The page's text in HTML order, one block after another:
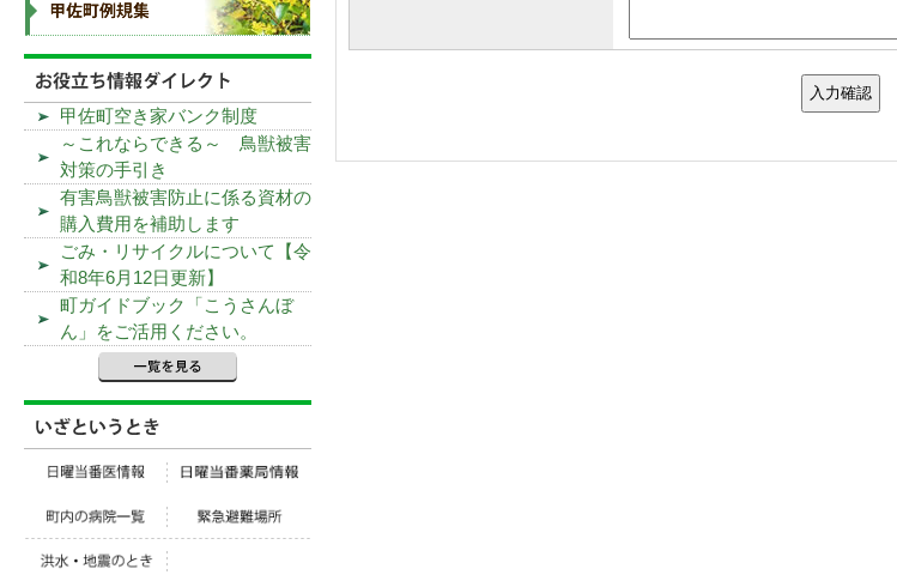
甲佐町空き家バンク制度
～これならできる～ 鳥獣被害
対策の手引き
有害鳥獣被害防止に係る資材の
購入費用を補助します
ごみ・リサイクルについて【令
和8年6月12日更新】
町ガイドブック「こうさんぼ
ん」をご活用ください。